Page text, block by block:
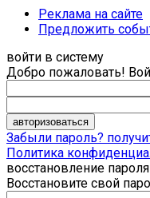
Реклама на сайте
Предложить
войти в систему
Добро пожаловать!
Забыли пароль?
Политика
восстановление пароля
Восстановите свой